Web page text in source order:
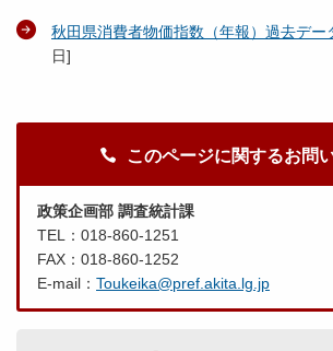
秋田県消費者物価指数（年報）過去デー
日]
このページに関するお問
政策企画部 調査統計課
TEL：018-860-1251
FAX：018-860-1252
E-mail： Toukeika@pref.akita.lg.jp